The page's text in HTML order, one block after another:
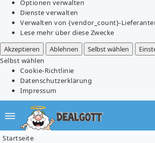
Optionen verwalten
Dienste verwalten
Verwalten von {vendor_count}-
Lese mehr über diese Zwecke
Akzeptieren
Ablehnen Selbst wählen
Selbst wählen
Cookie-Richtlinie
Datenschutzerklärung
Impressum
Startseite